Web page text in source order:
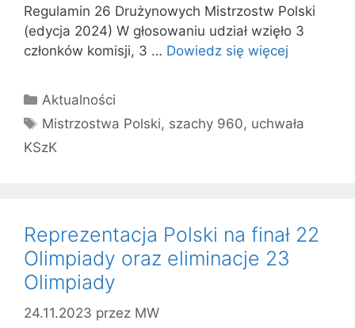
Regulamin 26 Drużynowych Mistrzostw Polski
(edycja 2024) W głosowaniu udział wzięło 3
członków komisji, 3 … Dowiedz się więcej
Kategorie
Aktualności
Tagi
Mistrzostwa Polski, szachy 960, uchwała
KSzK
Reprezentacja Polski na finał 22
Olimpiady oraz eliminacje 23
Olimpiady
24.11.2023 przez MW